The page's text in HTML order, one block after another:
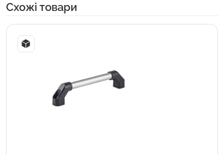
Cхожі товари